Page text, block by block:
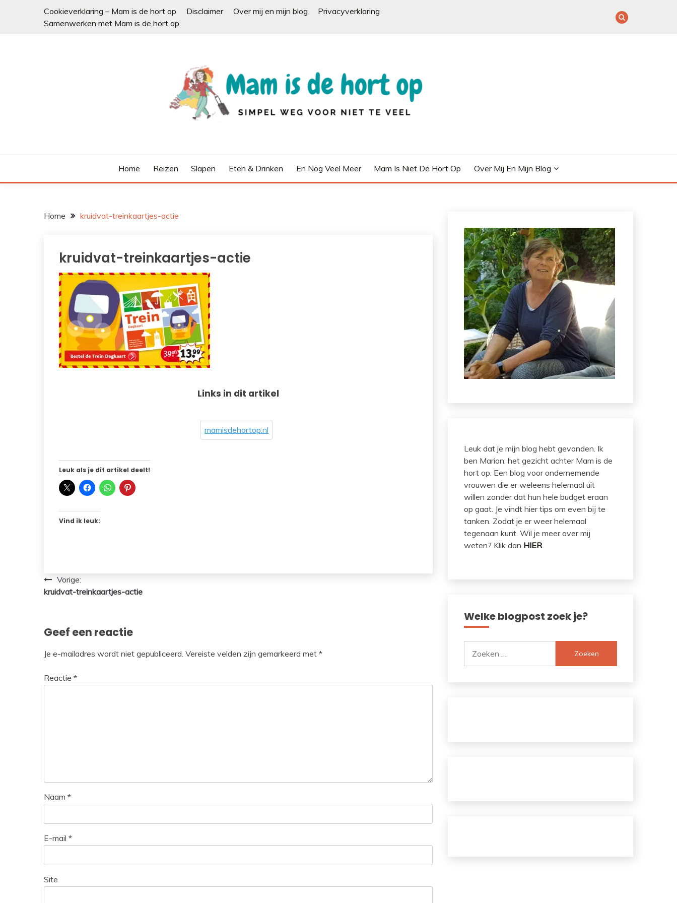
Cookieverklaring – Mam is de hort op Disclaimer Over mij en mijn blog
Privacyverklaring
Samenwerken met Mam is de hort op
Home Reizen Slapen Eten & Drinken En Nog Veel Meer Mam Is Niet De Hort Op Over Mij En Mijn Blog
Home kruidvat-treinkaartjes-actie
kruidvat-treinkaartjes-actie
Links in dit artikel
mamisdehortop.nl
Leuk als je dit artikel deelt!
Vind ik leuk:
Bericht
navigatie
Vorige:
kruidvat-treinkaartjes-actie
Geef een reactie
Je e-mailadres wordt niet gepubliceerd. Vereiste velden zijn gemarkeerd met *
Reactie *
Naam *
E-mail *
Site
Leuk dat je mijn blog hebt gevonden. Ik
ben Marion: het gezicht achter Mam is de
hort op. Een blog voor ondernemende
vrouwen die er weleens helemaal uit
willen zonder dat hun hele budget eraan
op gaat. Je vindt hier tips om even bij te
tanken. Zodat je er weer helemaal
tegenaan kunt. Wil je meer over mij
weten? Klik dan HIER
Welke blogpost zoek je?
naar: